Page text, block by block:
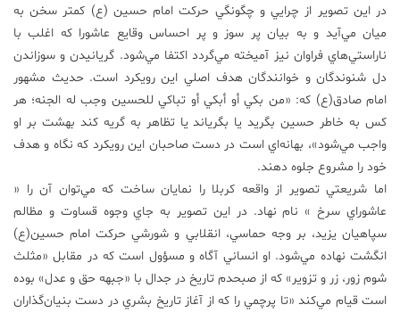
در اين تصوير از چرايي و چگونگي حركت امام حسين (ع) كمتر سخن به
ميان مي‌آيد و به بيان پر سوز و پر احساس وقايع عاشورا كه اغلب با
ناراستي‌هاي فراوان نيز آميخته مي‌گردد اكتفا مي‌شود. گريانيدن و سوزاندن
دل شنوندگان و خوانندگان هدف اصلي اين رويكرد است. حديث مشهور
امام صادق(ع) که: «من بكي أو أبكي أو تباكي للحسين وجب له الجنه؛ هر
كس به خاطر حسين بگريد يا بگرياند يا تظاهر به گريه كند بهشت بر او
واجب مي‌شود»، بهانه‌اي است در دست صاحبان اين رويكرد كه نگاه و هدف
خود را مشروع جلوه دهند.
اما شريعتي تصوير از واقعه كربلا را نمايان ساخت كه مي‌توان آن را «
عاشوراي سرخ » نام نهاد. در اين تصوير به جاي وجوه قساوت و مظالم
سپاهيان يزيد، بر وجه حماسي، انقلابي و شورشي حركت امام حسين(ع)
انگشت نهاده مي‌شود. او انساني آگاه و مسؤول است كه در مقابل «مثلث
شوم زور، زر و تزوير» كه از صبحدم تاريخ در جدال با «جبهه حق و عدل» بوده
است قيام مي‌كند «تا پرچمي را كه از آغاز تاريخ بشري در دست بنيان‌گذاران